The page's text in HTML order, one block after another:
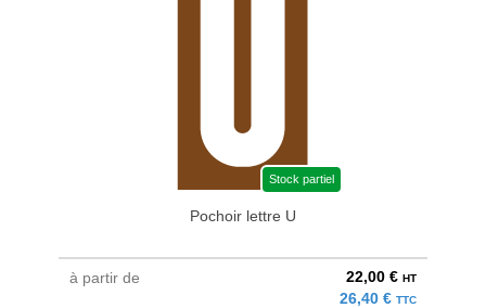
Stock partiel
Pochoir lettre U
à partir de 22,00 € HT
26,40 € TTC